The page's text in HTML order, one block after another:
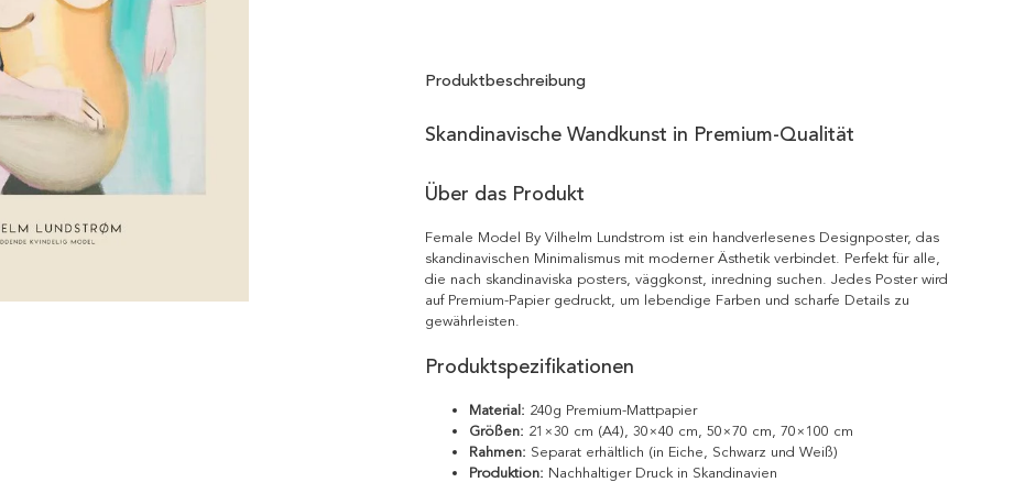
Produktbeschreibung
Skandinavische Wandkunst in Premium-Qualität
Über das Produkt
Female Model By Vilhelm Lundstrom ist ein handverlesenes Designposter, das
skandinavischen Minimalismus mit moderner Ästhetik verbindet. Perfekt für alle,
die nach skandinaviska posters, väggkonst, inredning suchen. Jedes Poster wird
auf Premium-Papier gedruckt, um lebendige Farben und scharfe Details zu
gewährleisten.
Produktspezifikationen
Material: 240g Premium-Mattpapier
Größen: 21×30 cm (A4), 30×40 cm, 50×70 cm, 70×100 cm
Rahmen: Separat erhältlich (in Eiche, Schwarz und Weiß)
Produktion: Nachhaltiger Druck in Skandinavien